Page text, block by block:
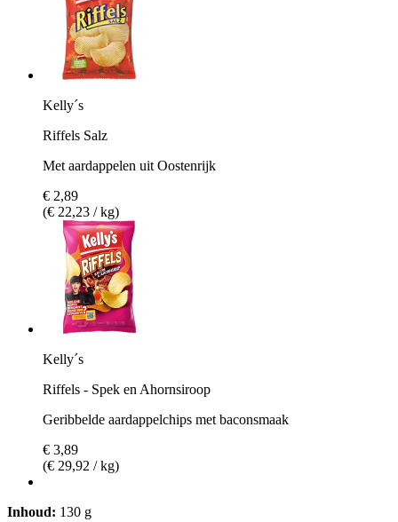
Kelly´s
Riffels Salz
Met aardappelen uit Oostenrijk
€ 2,89
(€ 22,23 / kg)
Kelly´s
Riffels - Spek en Ahornsiroop
Geribbelde aardappelchips met baconsmaak
€ 3,89
(€ 29,92 / kg)
Inhoud: 130 g